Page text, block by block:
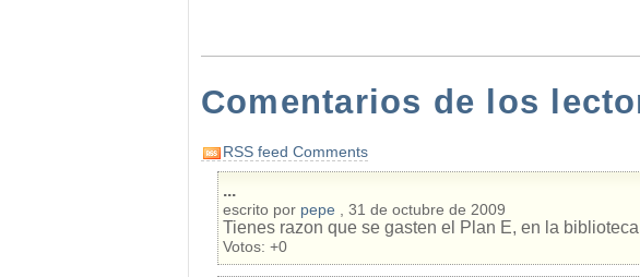
Comentarios de los
RSS feed Comments
...
escrito por pepe , 31 de octubre de 2009
Tienes razon que se gasten el Plan E, en la
Votos: +0